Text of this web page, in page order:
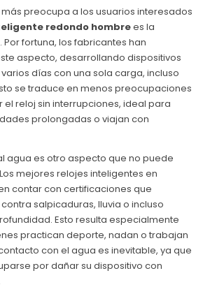
preocupa a los usuarios interesados
redondo hombrees la
fortuna, los fabricantes han
aspecto, desarrollando dispositivos
días con una sola carga, incluso
se traduce en menos preocupaciones
el reloj sin interrupciones, ideal para
prolongadas o viajan con
agua es otro aspecto que no puede
mejores relojes inteligentes en
contar con certificaciones que
salpicaduras, lluvia o incluso
Esto resulta especialmente
practican deporte, nadan o trabajan
con el agua es inevitable, ya que
por dañar su dispositivo con